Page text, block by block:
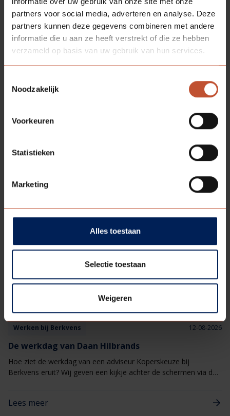
partners voor social media, adverteren en analyse. Deze
partners kunnen deze gegevens combineren met andere
informatie die u aan ze heeft verstrekt of die ze hebben
verzameld op basis van uw gebruik van hun services.
Noodzakelijk
Voorkeuren
Statistieken
Marketing
Alles toestaan
Selectie toestaan
Weigeren
Deel
deze
MEER RELEVANTE ARTIKELEN
Werken bij Berkvens 12-08-2026
De werkdag van Daan Hilbrands
Hoe ziet de werkdag van een adviseur Koperskeuze bij
Berkvens eruit? Wij geven een kijkje achter de schermen via de
Lees meer